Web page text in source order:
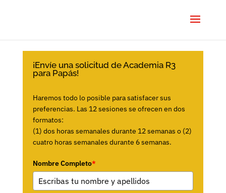
¡Envíe una solicitud de Academia R3
para Papás!
Haremos todo lo posible para satisfacer sus
preferencias. Las 12 sesiones se ofrecen en dos
formatos:
(1) dos horas semanales durante 12 semanas o (2)
cuatro horas semanales durante 6 semanas.
Nombre Completo*